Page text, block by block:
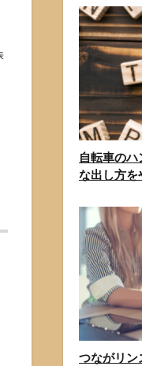
自転車の
な出し方を
つながリン